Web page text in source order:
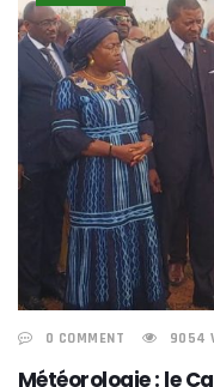
0 COMMENT 9054
Météorologie : le